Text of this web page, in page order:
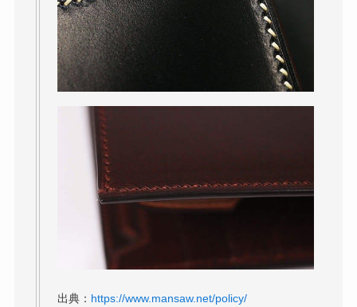
出典： https://www.mansaw.net/policy/